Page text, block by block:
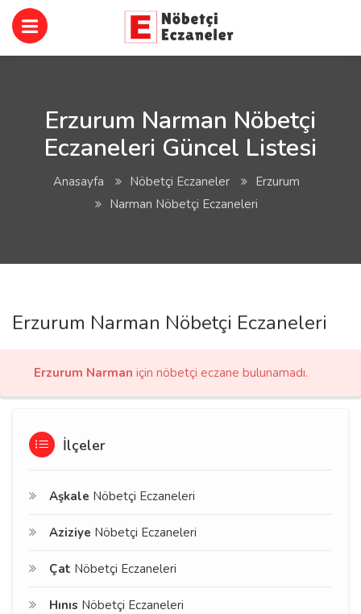
Erzurum Narman Nöbetçi
Eczaneleri Güncel Listesi
Anasayfa Nöbetçi Eczaneler
Erzurum
Narman Nöbetçi Eczaneleri
Erzurum Narman Nöbetçi Eczaneleri
Erzurum Narman için nöbetçi eczane bulunamadı.
İlçeler
Aşkale Nöbetçi Eczaneleri
Aziziye Nöbetçi Eczaneleri
Çat Nöbetçi Eczaneleri
Hınıs Nöbetçi Eczaneleri